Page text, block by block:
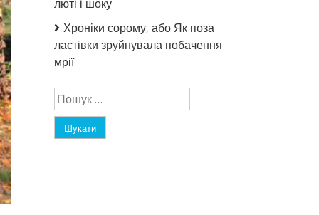
люті і шоку
Хроніки сорому, або Як поза
ластівки зруйнувала побачення
мрії
Пошук: